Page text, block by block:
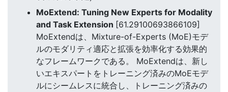
MoExtend: Tuning New Experts for Modality
and Task Extension [61.29100693866109]
MoExtendは、Mixture-of-Experts (MoE)モデ
ルのモダリティ適応と拡張を効率化する効果的
なフレームワークである。 MoExtendは、新し
いエキスパートをトレーニング済みのMoEモデ
ルにシームレスに統合し、トレーニング済みの